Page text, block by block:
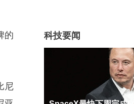
的
尼
科技要闻